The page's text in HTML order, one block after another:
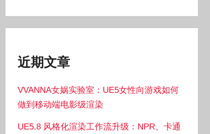
近期文章
VVANNA女娲实验室：UE5女性向游戏如何
做到移动端电影级渲染
UE5.8 风格化渲染工作流升级：NPR、卡通